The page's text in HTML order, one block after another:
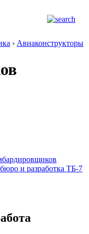
› Авиаконструкторы
и разработка ТБ-7